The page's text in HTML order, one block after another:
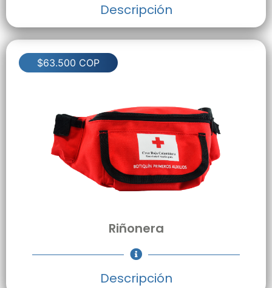
Descripción
$63.500 COP
Riñonera
Descripción